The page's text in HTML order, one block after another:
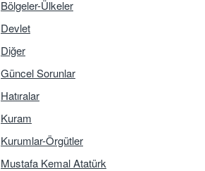
Bölgeler-Ülkeler
Devlet
Diğer
Güncel Sorunlar
Hatıralar
Kuram
Kurumlar-Örgütler
Mustafa Kemal Atatürk